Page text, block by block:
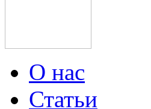
О нас
Статьи